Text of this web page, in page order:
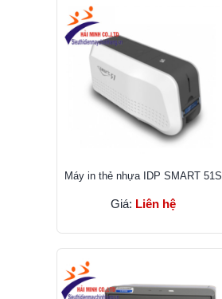
Máy in thẻ nhựa IDP SMART 51S
Giá: Liên hệ